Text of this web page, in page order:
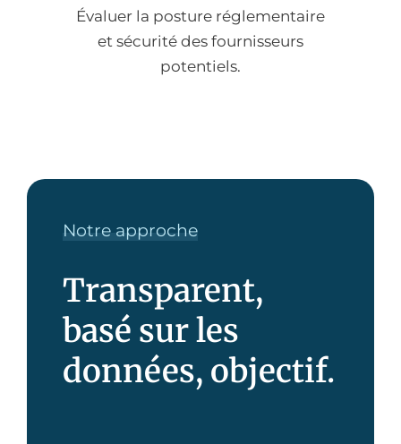
Évaluer la posture réglementaire
et sécurité des fournisseurs
potentiels.
Notre approche
Transparent,
basé sur les
données, objectif.